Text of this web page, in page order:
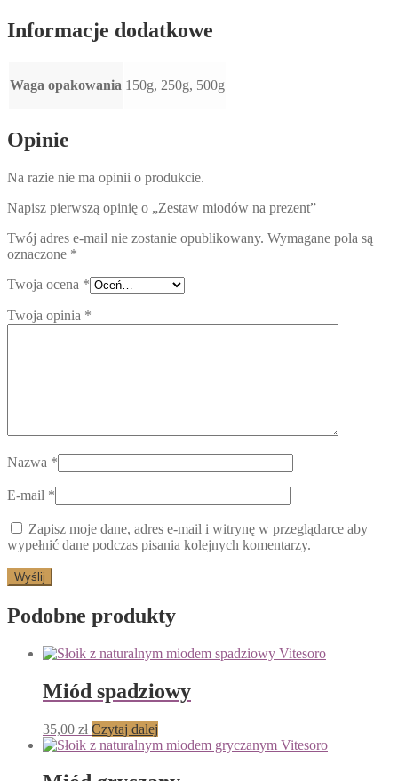
Informacje dodatkowe
Waga opakowania 150g, 250g, 500g
Opinie
Na razie nie ma opinii o produkcie.
Napisz pierwszą opinię o „Zestaw miodów na prezent”
Twój adres e-mail nie zostanie opublikowany. Wymagane pola są
oznaczone *
Twoja ocena *
Twoja opinia *
Nazwa *
E-mail *
Zapisz moje dane, adres e-mail i witrynę w przeglądarce aby
wypełnić dane podczas pisania kolejnych komentarzy.
Podobne produkty
Miód spadziowy
35,00 zł Czytaj dalej